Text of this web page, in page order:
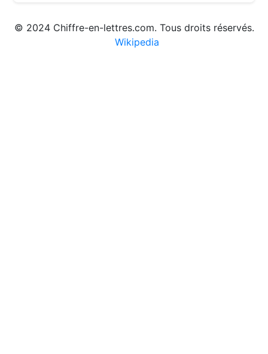
© 2024 Chiffre-en-lettres.com. Tous droits réservés.
Wikipedia